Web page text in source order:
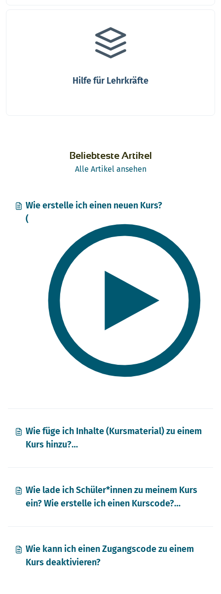
Hilfe für Lehrkräfte
Beliebteste Artikel
Alle Artikel ansehen
Wie erstelle ich einen neuen Kurs?
(
Wie füge ich Inhalte (Kursmaterial) zu einem
Kurs hinzu?
Wie lade ich Schüler*innen zu meinem Kurs
ein? Wie erstelle ich einen Kurscode?
Wie kann ich einen Zugangscode zu einem
Kurs deaktivieren?